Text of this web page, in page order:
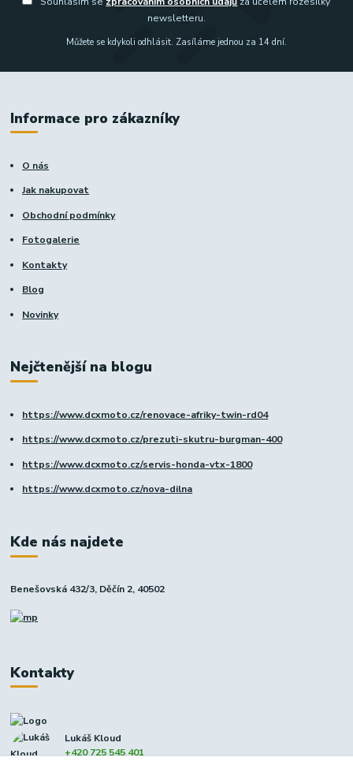
newsletteru.
Můžete se kdykoli odhlásit. Zasíláme jednou za 14 dní.
Informace pro zákazníky
O nás
Jak nakupovat
Obchodní podmínky
Fotogalerie
Kontakty
Blog
Novinky
Nejčtenější na blogu
https://www.dcxmoto.cz/renovace-afriky-twin-rd04
https://www.dcxmoto.cz/prezuti-skutru-burgman-400
https://www.dcxmoto.cz/servis-honda-vtx-1800
https://www.dcxmoto.cz/nova-dilna
Kde nás najdete
Benešovská 432/3, Děčín 2, 40502
Kontakty
Lukáš Kloud
+420 725 545 401